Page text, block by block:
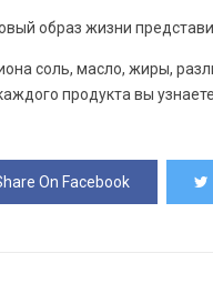
образ жизни
соль, масло, жиры,
продукта вы
On Facebook